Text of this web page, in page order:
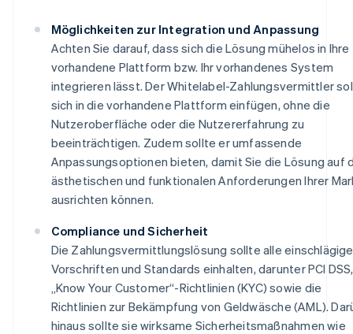
Möglichkeiten zur Integration und Anpassung
Achten Sie darauf, dass sich die Lösung mühelos in Ihre
vorhandene Plattform bzw. Ihr vorhandenes System
integrieren lässt. Der Whitelabel-Zahlungsvermittler
sich in die vorhandene Plattform einfügen, ohne die
Nutzeroberfläche oder die Nutzererfahrung zu
beeinträchtigen. Zudem sollte er umfassende
Anpassungsoptionen bieten, damit Sie die Lösung auf
ästhetischen und funktionalen Anforderungen Ihrer
ausrichten können.
Compliance und Sicherheit
Die Zahlungsvermittlungslösung sollte alle
Vorschriften und Standards einhalten, darunter PCI
„Know Your Customer“-Richtlinien (KYC) sowie die
Richtlinien zur Bekämpfung von Geldwäsche (AML).
hinaus sollte sie wirksame Sicherheitsmaßnahmen wie